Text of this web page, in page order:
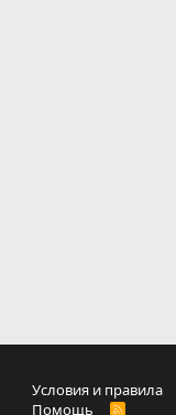
Условия и правила
Помощь
R